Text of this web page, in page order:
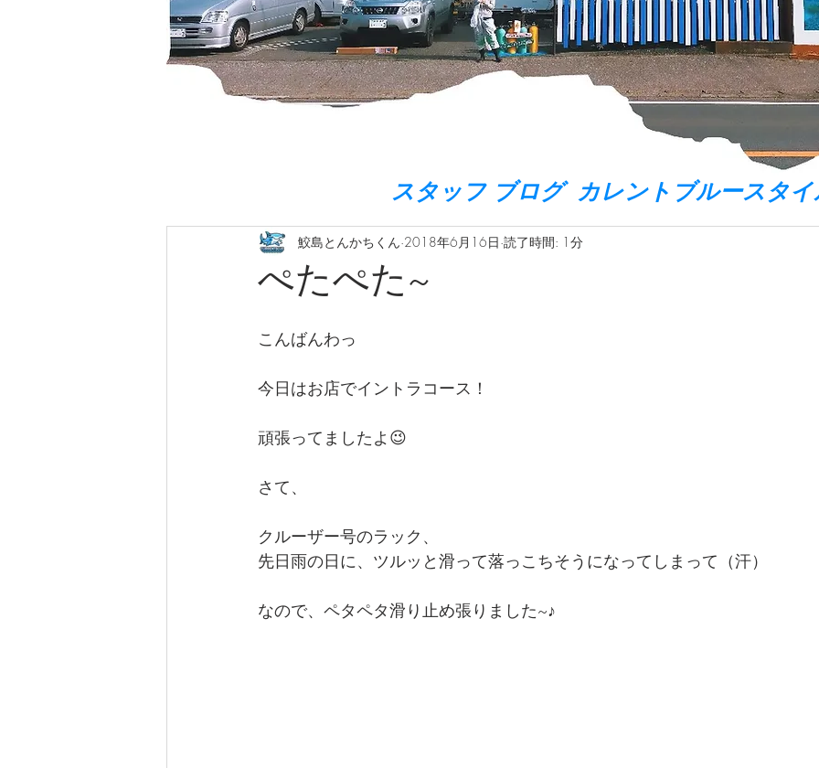
スタッフ ブログ カレントブルースタイ
ぺたぺた~
鮫島とんかちくん 2018年6月16日 読了時間: 1分
こんばんわっ
今日はお店でイントラコース！
頑張ってましたよ😉
さて、
クルーザー号のラック、
先日雨の日に、ツルッと滑って落っこちそうになってしまって（汗）
なので、ペタペタ滑り止め張りました~♪